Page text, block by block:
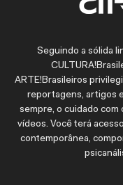
Seguindo a sólida
ARTE!Brasileiros
reportagens, artigos
sempre, o cuidado com
vídeos. Você terá
contemporânea,